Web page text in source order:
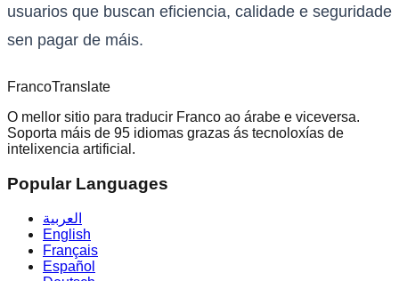
usuarios que buscan eficiencia, calidade e seguridade
sen pagar de máis.
FrancoTranslate
O mellor sitio para traducir Franco ao árabe e viceversa.
Soporta máis de 95 idiomas grazas ás tecnoloxías de
intelixencia artificial.
Popular Languages
العربية
English
Français
Español